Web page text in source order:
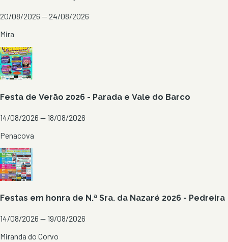
20/08/2026 — 24/08/2026
Mira
Festa de Verão 2026 - Parada e Vale do Barco
14/08/2026 — 18/08/2026
Penacova
Festas em honra de N.ª Sra. da Nazaré 2026 - Pedreira
14/08/2026 — 19/08/2026
Miranda do Corvo